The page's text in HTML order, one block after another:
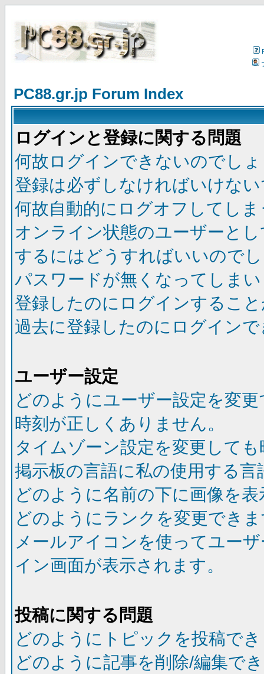
PC88.gr.jp Forum Index
ログインと登録に関する問題
何故ログインできないのでし
登録は必ずしなければいけな
何故自動的にログオフしてし
オンライン状態のユーザーと
するにはどうすればいいので
パスワードが無くなってしま
登録したのにログインするこ
過去に登録したのにログイン
ユーザー設定
どのようにユーザー設定を変
時刻が正しくありません。
タイムゾーン設定を変更して
掲示板の言語に私の使用する
どのように名前の下に画像を
どのようにランクを変更でき
メールアイコンを使ってユー
イン画面が表示されます。
投稿に関する問題
どのようにトピックを投稿で
どのように記事を削除/編集で